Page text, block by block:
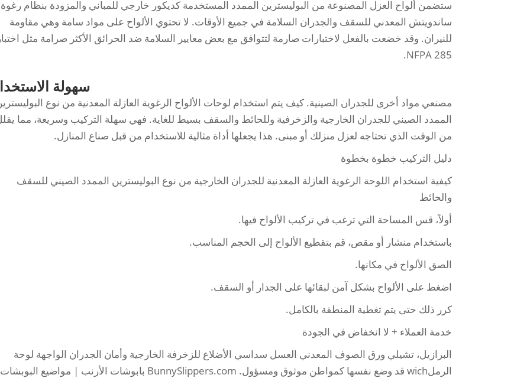
ستضمن ألواح العزل المصنوعة من البوليسترين الممدد المستخدمة كديكور خارجي للمباني والمزودة بنظام رغوة
ساندويتش المعدني للسقف والجدران السلامة في جميع الأوقات. لا تحتوي الألواح على مواد سامة وهي مقاومة
للنيران. وقد خضعت بالفعل لاختبارات صارمة لتتوافق مع بعض معايير السلامة ضد الحرائق الأكثر صرامة مثل اختبار
NFPA 285.
سهولة
مصنعي مواد أخرى للجدران الصينية. كيف يتم استخدام لوحات الألواح الرغوية العازلة المعدنية من نوع
الممدد الصيني للجدران الخارجية والزخرفية وللحائط والسقف بسيط للغاية. فهي سهلة التركيب وسريعة، مما
من الوقت الذي تحتاجه لعزل منزلك أو مبنى. هذا يجعلها أداة مثالية للاستخدام من قبل صناع المنازل.
دليل التركيب خطوة بخطوة
كيفية استخدام اللوحة الرغوية العازلة المعدنية للجدران الخارجية من نوع البوليسترين الممدد الصيني للسقف
والحائط
أولاً، قس المساحة التي ترغب في تركيب الألواح فيها.
باستخدام منشار أو مقص، قم بتقطيع الألواح إلى الحجم المناسب.
الصق الألواح في مكانها.
اضغط على الألواح بشكل آمن لبقائها على الجدار أو السقف.
كرر ذلك حتى يتم تغطية المنطقة بالكامل.
خدمة العملاء + لا انخفاض في الجودة
البرازيل، تشيلي ورق الصوف المعدني العسل سداسي الأضلاع للزخرفة الخارجية وأمان الجدران الواجهة لوحة
الرملwich قد وضع نفسها كمواطن موثوق ومسؤول. BunnySlippers.com بابوشات الأرنب | مواضيع البوبشات